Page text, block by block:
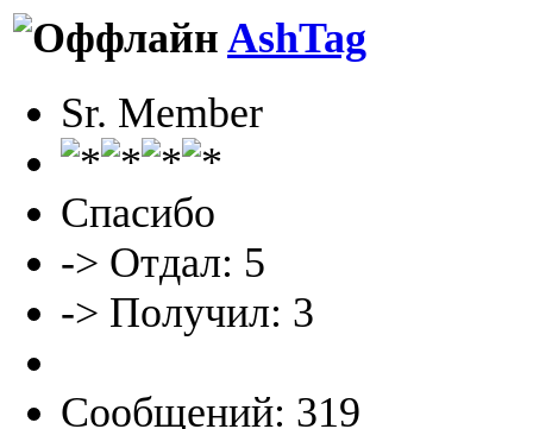
AshTag
Sr. Member
Спасибо
-> Отдал: 5
-> Получил: 3
Сообщений: 319